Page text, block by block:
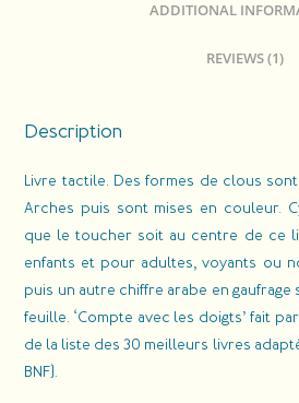
ADDITIONAL
REVIEWS (1)
Description
Livre tactile. Des formes de clous
Arches puis sont mises en couleur.
que le toucher soit au centre de ce
enfants et pour adultes, voyants ou
puis un autre chiffre arabe en
feuille. ‘Compte avec les doigts’ fait
de la liste des 30 meilleurs livres
BNF).